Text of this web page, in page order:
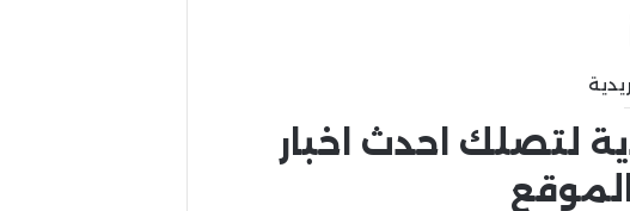
لتصلك احدث اخبار